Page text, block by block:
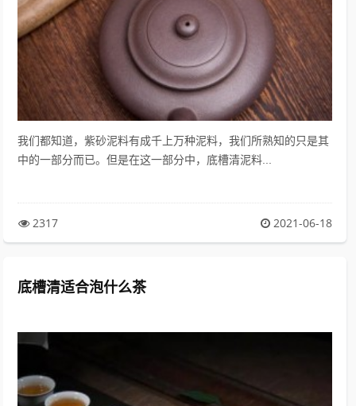
我们都知道，紫砂泥料有成千上万种泥料，我们所熟知的只是其
中的一部分而已。但是在这一部分中，底槽清泥料...
2317 2021-06-18
底槽清适合泡什么茶